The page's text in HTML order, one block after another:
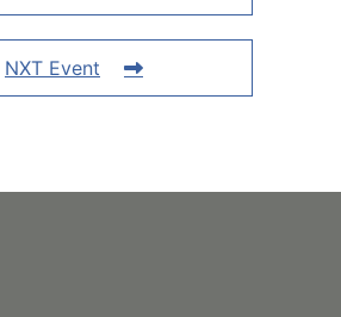
NXT Event